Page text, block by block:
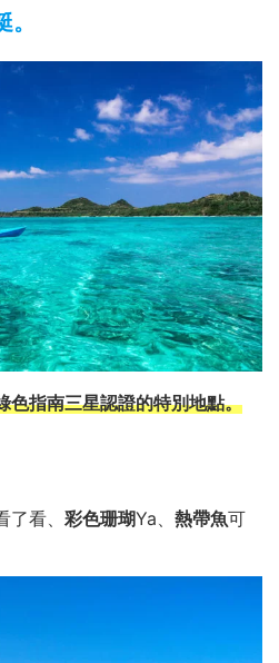
色指南三星認證的特別地點。
看、 彩色珊瑚Ya、 熱帶魚可